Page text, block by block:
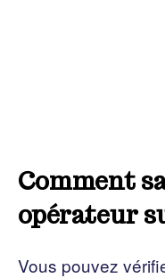
Comment
opérateur
Vous pouvez